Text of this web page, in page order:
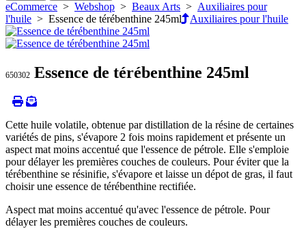
eCommerce > Webshop > Beaux Arts > Auxiliaires pour
l'huile > Essence de térébenthine 245ml Auxiliaires pour l'huile
650302 Essence de térébenthine 245ml
Cette huile volatile, obtenue par distillation de la résine de certaines
variétés de pins, s'évapore 2 fois moins rapidement et présente un
aspect mat moins accentué que l'essence de pétrole. Elle s'emploie
pour délayer les premières couches de couleurs. Pour éviter que la
térébenthine se résinifie, s'évapore et laisse un dépot de gras, il faut
choisir une essence de térébenthine rectifiée.
Aspect mat moins accentué qu'avec l'essence de pétrole. Pour
délayer les premières couches de couleurs.